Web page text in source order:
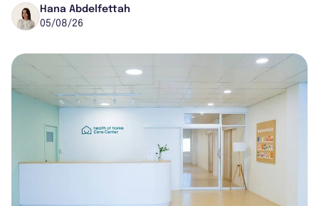
capitalisation portée à 1,38 Md€....
Hana Abdelfettah
05/08/26